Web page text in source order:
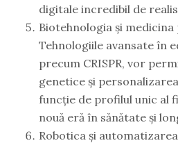
digitale incredibil de
Biotehnologia și
Tehnologiile avansate în
precum CRISPR, vor
genetice și
funcție de profilul unic al
nouă eră în sănătate și
Robotica și